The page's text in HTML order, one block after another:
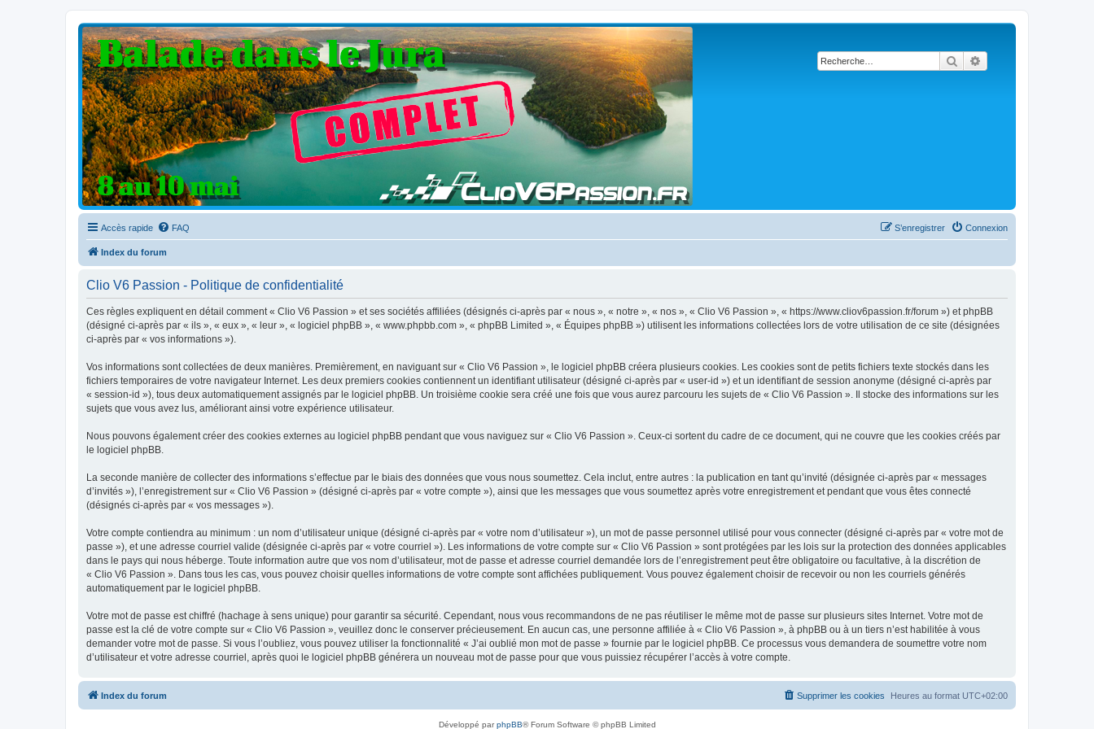
Rechercher
Clio V6 Passion
Le site français des passionnés de Clio V6
Accès rapide FAQ Connexion
S’enregistrer
Index du forum
Clio V6 Passion - Politique de confidentialité
Ces règles expliquent en détail comment « Clio V6 Passion » et ses sociétés affiliées (désignés ci-après par « nous », « notre », « nos », « Clio V6 Passion », « https://www.cliov6passion.fr/forum ») et phpBB
(désigné ci-après par « ils », « eux », « leur », « logiciel phpBB », « www.phpbb.com », « phpBB Limited », « Équipes phpBB ») utilisent les informations collectées lors de votre utilisation de ce site (désignées
ci-après par « vos informations »).
Vos informations sont collectées de deux manières. Premièrement, en naviguant sur « Clio V6 Passion », le logiciel phpBB créera plusieurs cookies. Les cookies sont de petits fichiers texte stockés dans les
fichiers temporaires de votre navigateur Internet. Les deux premiers cookies contiennent un identifiant utilisateur (désigné ci-après par « user-id ») et un identifiant de session anonyme (désigné ci-après par
« session-id »), tous deux automatiquement assignés par le logiciel phpBB. Un troisième cookie sera créé une fois que vous aurez parcouru les sujets de « Clio V6 Passion ». Il stocke des informations sur les
sujets que vous avez lus, améliorant ainsi votre expérience utilisateur.
Nous pouvons également créer des cookies externes au logiciel phpBB pendant que vous naviguez sur « Clio V6 Passion ». Ceux-ci sortent du cadre de ce document, qui ne couvre que les cookies créés par
le logiciel phpBB.
La seconde manière de collecter des informations s’effectue par le biais des données que vous nous soumettez. Cela inclut, entre autres : la publication en tant qu’invité (désignée ci-après par « messages
d’invités »), l’enregistrement sur « Clio V6 Passion » (désigné ci-après par « votre compte »), ainsi que les messages que vous soumettez après votre enregistrement et pendant que vous êtes connecté
(désignés ci-après par « vos messages »).
Votre compte contiendra au minimum : un nom d’utilisateur unique (désigné ci-après par « votre nom d’utilisateur »), un mot de passe personnel utilisé pour vous connecter (désigné ci-après par « votre mot de
passe »), et une adresse courriel valide (désignée ci-après par « votre courriel »). Les informations de votre compte sur « Clio V6 Passion » sont protégées par les lois sur la protection des données applicables
dans le pays qui nous héberge. Toute information autre que vos nom d’utilisateur, mot de passe et adresse courriel demandée lors de l’enregistrement peut être obligatoire ou facultative, à la discrétion de
« Clio V6 Passion ». Dans tous les cas, vous pouvez choisir quelles informations de votre compte sont affichées publiquement. Vous pouvez également choisir de recevoir ou non les courriels générés
automatiquement par le logiciel phpBB.
Votre mot de passe est chiffré (hachage à sens unique) pour garantir sa sécurité. Cependant, nous vous recommandons de ne pas réutiliser le même mot de passe sur plusieurs sites Internet. Votre mot de
passe est la clé de votre compte sur « Clio V6 Passion », veuillez donc le conserver précieusement. En aucun cas, une personne affiliée à « Clio V6 Passion », à phpBB ou à un tiers n’est habilitée à vous
demander votre mot de passe. Si vous l’oubliez, vous pouvez utiliser la fonctionnalité « J’ai oublié mon mot de passe » fournie par le logiciel phpBB. Ce processus vous demandera de soumettre votre nom
d’utilisateur et votre adresse courriel, après quoi le logiciel phpBB générera un nouveau mot de passe pour que vous puissiez récupérer l’accès à votre compte.
Index du forum Heures au format UTC+02:00
Supprimer les cookies
Développé parphpBB® Forum Software © phpBB Limited